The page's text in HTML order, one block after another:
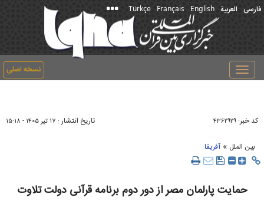
فارسی العربیة English
Français
Türkçe
نسخه اصلی
Toggle
navigation
کد خبر: ۴۳۶۲۹۲۹ تاریخ انتشار : ۱۷ تير ۱۴۰۵ - ۱۵:۱۸
بین الملل » آفریقا
حمایت پارلمان مصر از دور دوم برنامه قرآنی دولت تلاوت